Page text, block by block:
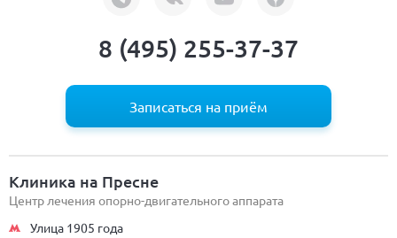
8 (495) 255-37-37
Записаться на приём
Клиника на Пресне
Центр лечения опорно-двигательного аппарата
Улица 1905 года